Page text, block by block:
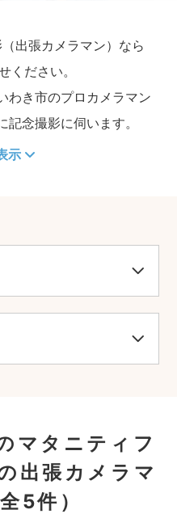
出張カメラマン）なら
ください。
わき市のプロカメラマン
念撮影に伺います。
示
マタニティフ
出張カメラマ
全5件）